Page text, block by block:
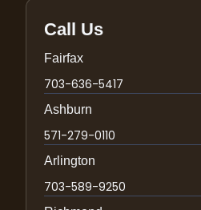
Call Us
Fairfax
703-636-5417
Ashburn
571-279-0110
Arlington
703-589-9250